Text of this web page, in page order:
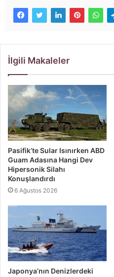
İlgili Makaleler
Pasifik’te Sular Isınırken ABD
Guam Adasına Hangi Dev
Hipersonik Silahı
Konuşlandırdı
6 Ağustos 2026
Japonya’nın Denizlerdeki